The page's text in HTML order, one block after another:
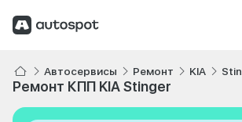
Автосервисы Ремонт KIA
Ремонт КПП KIA Stinger